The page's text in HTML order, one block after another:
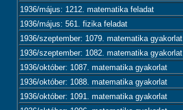
1936/május: 1212. matematika feladat
1936/május: 561. fizika feladat
1936/szeptember: 1079. matematika gyakorlat
1936/szeptember: 1082. matematika gyakorlat
1936/október: 1087. matematika gyakorlat
1936/október: 1088. matematika gyakorlat
1936/október: 1091. matematika gyakorlat